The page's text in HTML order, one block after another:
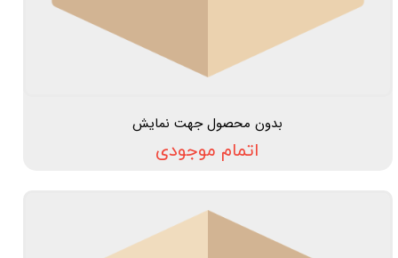
بدون محصول جهت نمایش
اتمام موجودی